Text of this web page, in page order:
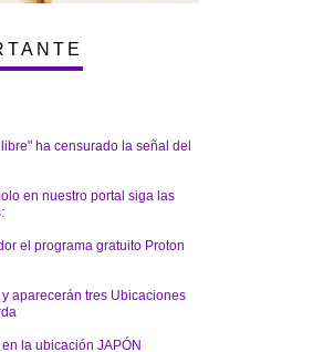
ha censurado la señal del
en nuestro portal siga las
el programa gratuito Proton
y aparecerán tres Ubicaciones
en la ubicación JAPÓN